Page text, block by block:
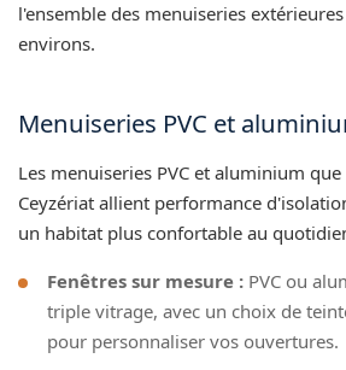
l'ensemble des menuiseries
environs.
Menuiseries PVC et
Les menuiseries PVC et aluminium
Ceyzériat allient performance
un habitat plus confortable au
Fenêtres sur mesure : PVC ou
triple vitrage, avec un choix de
pour personnaliser vos ouvertures.